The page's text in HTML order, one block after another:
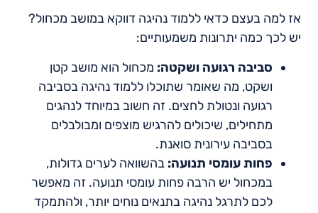
אז למה בעצם כדאי ללמוד נהיגה דווקא במושב מכחול?
יש לכך כמה יתרונות משמעותיים:
סביבה רגועה ושקטה: מכחול הוא מושב קטן
ושקט, מה שאומר שתוכלו ללמוד נהיגה בסביבה
רגועה ונטולת לחצים. זה חשוב במיוחד לנהגים
מתחילים, שיכולים להרגיש מוצפים ומבולבלים
בסביבה עירונית סואנת.
פחות עומסי תנועה: בהשוואה לערים גדולות,
במכחול יש הרבה פחות עומסי תנועה. זה מאפשר
לכם לתרגל נהיגה בתנאים נוחים יותר, ולהתמקד